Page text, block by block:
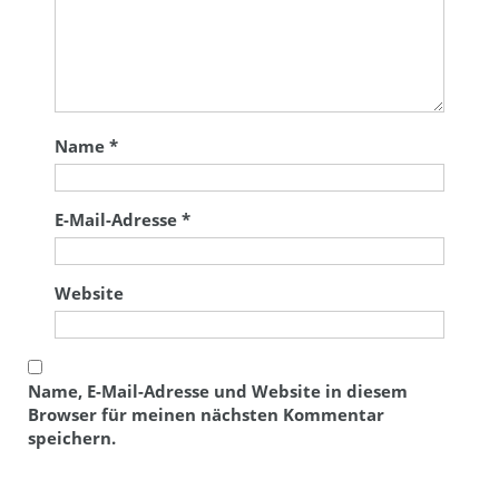
Name*
E-Mail-Adresse*
Website
Name, E-Mail-Adresse und Website in diesem
Browser für meinen nächsten Kommentar
speichern.